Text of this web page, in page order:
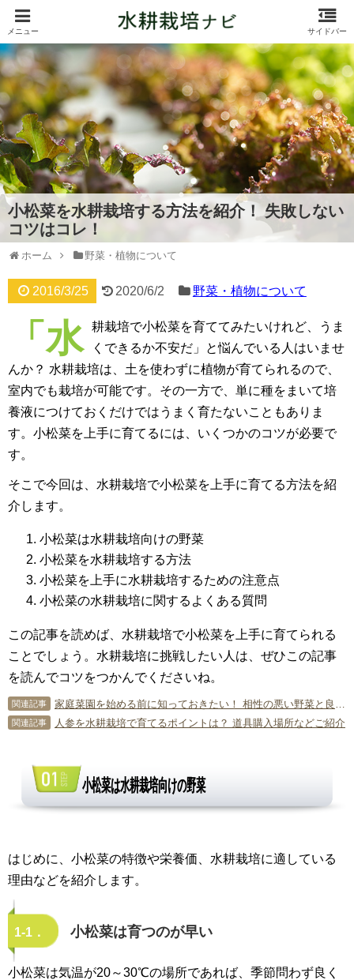
小松菜を水耕栽培する方法を紹介！ 失敗しない
コツはコレ！
ホーム 野菜・植物について
2016/3/25 2020/6/2 野菜・植物について
「水 耕栽培で小松菜を育ててみたいけれど、うま
くできるか不安だ」と悩んでいる人はいませ
んか？ 水耕栽培は、土を使わずに植物が育てられるので、
室内でも栽培が可能です。その一方で、単に種をまいて培
養液につけておくだけではうまく育たないこともありま
す。小松菜を上手に育てるには、いくつかのコツが必要で
す。
そこで今回は、水耕栽培で小松菜を上手に育てる方法を紹
介します。
小松菜は水耕栽培向けの野菜
小松菜を水耕栽培する方法
小松菜を上手に水耕栽培するための注意点
小松菜の水耕栽培に関するよくある質問
この記事を読めば、水耕栽培で小松菜を上手に育てられる
ことでしょう。水耕栽培に挑戦したい人は、ぜひこの記事
を読んでコツをつかんでくださいね。
関連記事 家庭菜園を始める前に知っておきたい！ 相性の悪い野菜と良い野菜
関連記事 人参を水耕栽培で育てるポイントは？ 道具購入場所などご紹介
小松菜は水耕栽培向けの野菜
はじめに、小松菜の特徴や栄養価、水耕栽培に適している
理由などを紹介します。
1-1． 小松菜は育つのが早い
小松菜は気温が20～30℃の場所であれば、季節問わず良く